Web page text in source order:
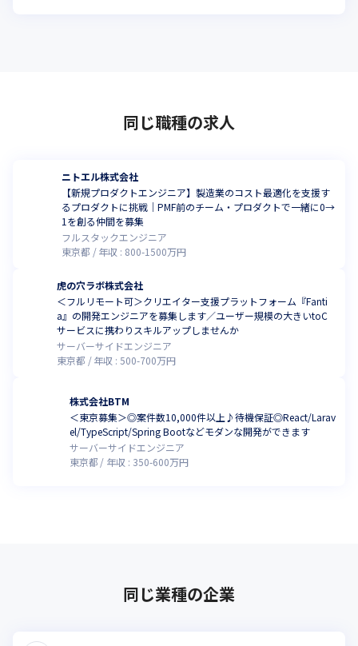
同じ職種の求人
ニトエル株式会社
【新規プロダクトエンジニア】製造業のコスト最適化を支援す
るプロダクトに挑戦｜PMF前のチーム・プロダクトで一緒に0→
1を創る仲間を募集
フルスタックエンジニア
東京都
年収 : 800-1500万円
虎の穴ラボ株式会社
＜フルリモート可＞クリエイター支援プラットフォーム『Fanti
a』の開発エンジニアを募集します／ユーザー規模の大きいtoC
サービスに携わりスキルアップしませんか
サーバーサイドエンジニア
東京都
年収 : 500-700万円
株式会社BTM
＜東京募集＞◎案件数10,000件以上♪待機保証◎React/Larav
el/TypeScript/Spring Bootなどモダンな開発ができます
サーバーサイドエンジニア
東京都
年収 : 350-600万円
同じ業種の企業